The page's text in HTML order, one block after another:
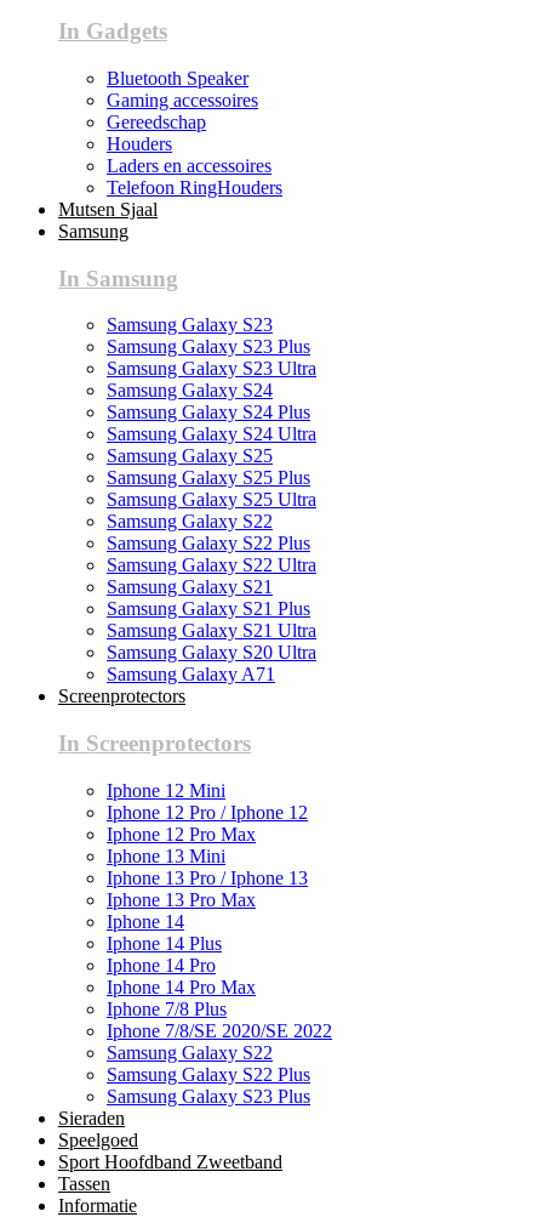
In Gadgets
Bluetooth Speaker
Gaming accessoires
Gereedschap
Houders
Laders en accessoires
Telefoon RingHouders
Mutsen Sjaal
Samsung
In Samsung
Samsung Galaxy S23
Samsung Galaxy S23 Plus
Samsung Galaxy S23 Ultra
Samsung Galaxy S24
Samsung Galaxy S24 Plus
Samsung Galaxy S24 Ultra
Samsung Galaxy S25
Samsung Galaxy S25 Plus
Samsung Galaxy S25 Ultra
Samsung Galaxy S22
Samsung Galaxy S22 Plus
Samsung Galaxy S22 Ultra
Samsung Galaxy S21
Samsung Galaxy S21 Plus
Samsung Galaxy S21 Ultra
Samsung Galaxy S20 Ultra
Samsung Galaxy A71
Screenprotectors
In Screenprotectors
Iphone 12 Mini
Iphone 12 Pro / Iphone 12
Iphone 12 Pro Max
Iphone 13 Mini
Iphone 13 Pro / Iphone 13
Iphone 13 Pro Max
Iphone 14
Iphone 14 Plus
Iphone 14 Pro
Iphone 14 Pro Max
Iphone 7/8 Plus
Iphone 7/8/SE 2020/SE 2022
Samsung Galaxy S22
Samsung Galaxy S22 Plus
Samsung Galaxy S23 Plus
Sieraden
Speelgoed
Sport Hoofdband Zweetband
Tassen
Informatie